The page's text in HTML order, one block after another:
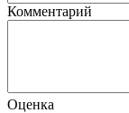
Комментарий
Оценка